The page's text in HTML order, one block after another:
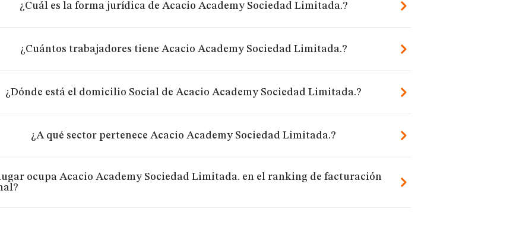
¿Cuál es la forma jurídica de Acacio Academy Sociedad Limitada.?
¿Cuántos trabajadores tiene Acacio Academy Sociedad Limitada.?
¿Dónde está el domicilio Social de Acacio Academy Sociedad Limitada.?
¿A qué sector pertenece Acacio Academy Sociedad Limitada.?
ocupa Acacio Academy Sociedad Limitada. en el ranking de facturación